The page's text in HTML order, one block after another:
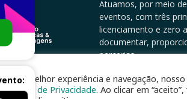
Atuamos, por meio
eventos, com três
licenciamento e zero
documentar,
parcerias.
Para melhor experiência e navegação,
Política de Privacidade. Ao clicar em